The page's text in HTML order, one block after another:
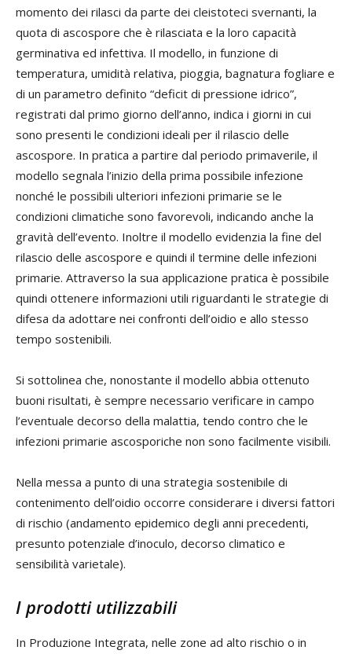
momento dei rilasci da parte dei cleistoteci svernanti, la
quota di ascospore che è rilasciata e la loro capacità
germinativa ed infettiva. Il modello, in funzione di
temperatura, umidità relativa, pioggia, bagnatura fogliare e
di un parametro definito “deficit di pressione idrico”,
registrati dal primo giorno dell’anno, indica i giorni in cui
sono presenti le condizioni ideali per il rilascio delle
ascospore. In pratica a partire dal periodo primaverile, il
modello segnala l’inizio della prima possibile infezione
nonché le possibili ulteriori infezioni primarie se le
condizioni climatiche sono favorevoli, indicando anche la
gravità dell’evento. Inoltre il modello evidenzia la fine del
rilascio delle ascospore e quindi il termine delle infezioni
primarie. Attraverso la sua applicazione pratica è possibile
quindi ottenere informazioni utili riguardanti le strategie di
difesa da adottare nei confronti dell’oidio e allo stesso
tempo sostenibili.
Si sottolinea che, nonostante il modello abbia ottenuto
buoni risultati, è sempre necessario verificare in campo
l’eventuale decorso della malattia, tendo contro che le
infezioni primarie ascosporiche non sono facilmente visibili.
Nella messa a punto di una strategia sostenibile di
contenimento dell’oidio occorre considerare i diversi fattori
di rischio (andamento epidemico degli anni precedenti,
presunto potenziale d’inoculo, decorso climatico e
sensibilità varietale).
I prodotti utilizzabili
In Produzione Integrata, nelle zone ad alto rischio o in